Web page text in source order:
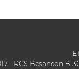
- RCS Besancon B